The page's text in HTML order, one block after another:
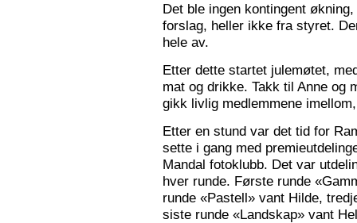
Det ble ingen kontingent
forslag, heller ikke fra styret.
hele av.
Etter dette startet julemøtet,
mat og drikke. Takk til Anne og
gikk livlig medlemmene
Etter en stund var det tid for
sette i gang med
Mandal fotoklubb. Det var
hver runde. Første runde
runde «Pastell» vant Hilde,
siste runde «Landskap» vant